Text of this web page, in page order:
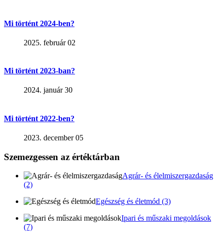
Mi történt 2024-ben?
2025. február 02
Mi történt 2023-ban?
2024. január 30
Mi történt 2022-ben?
2023. december 05
Szemezgessen az értéktárban
Agrár- és élelmiszergazdaság
(2)
Egészség és életmód (3)
Ipari és műszaki megoldások
(7)